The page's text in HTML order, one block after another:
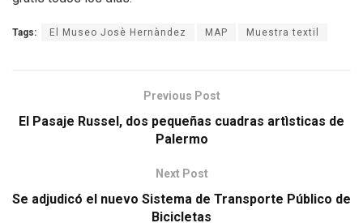
Tags: El Museo Josè Hernàndez MAP Muestra textil
Previous Post
El Pasaje Russel, dos pequeñas cuadras artìsticas de
Palermo
Next Post
Se adjudicó el nuevo Sistema de Transporte Público de
Bicicletas